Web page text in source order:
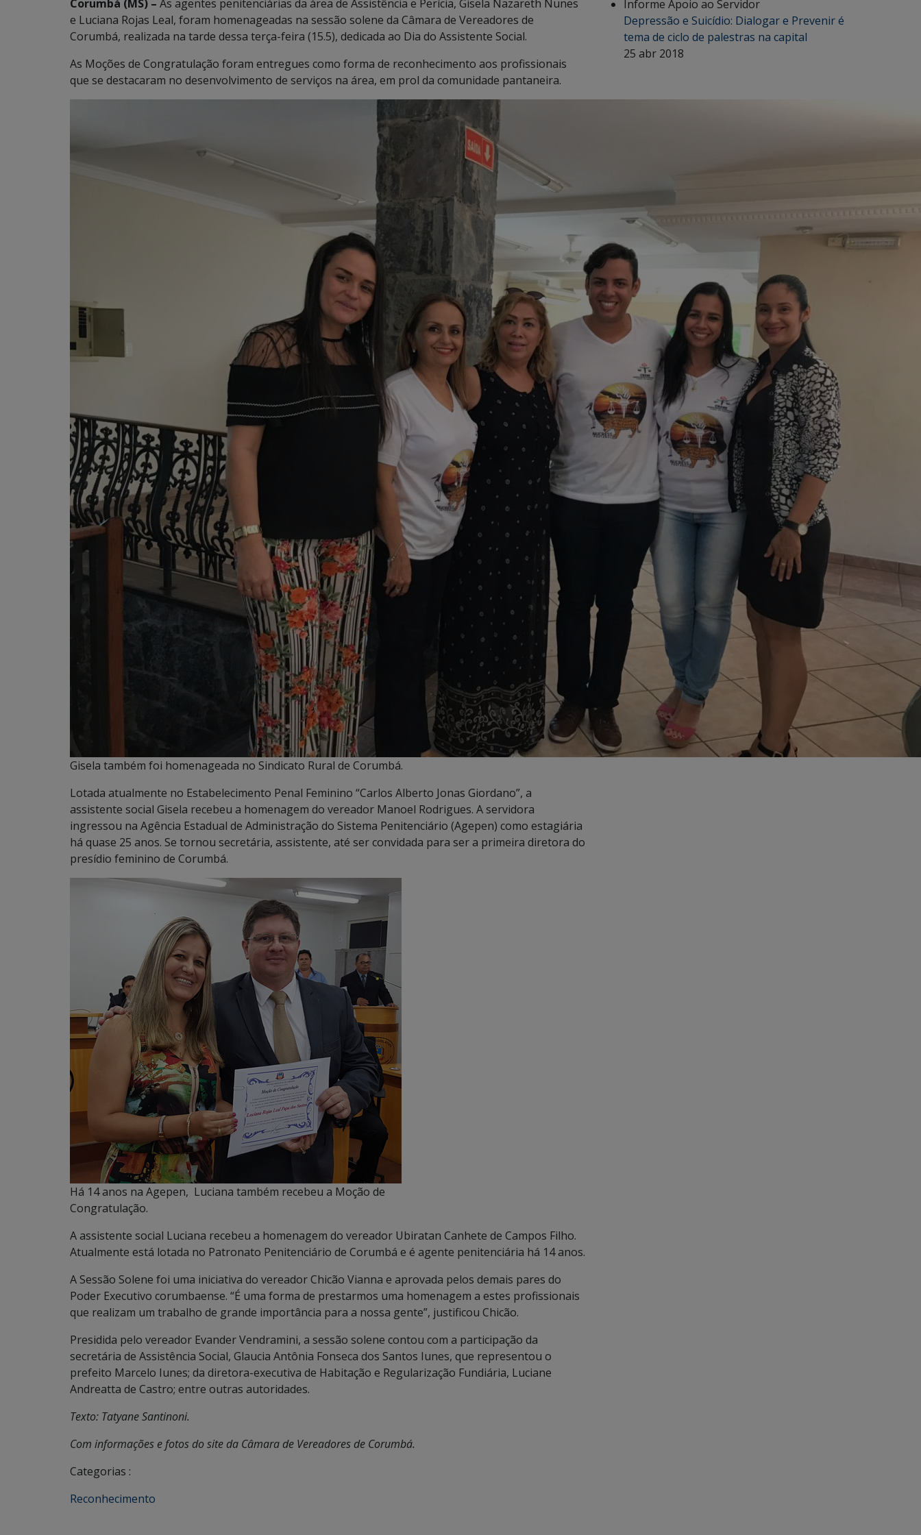
Corumbá (MS) – As agentes penitenciárias da área de Assistência e Perícia, Gisela Nazareth Nunes
e Luciana Rojas Leal, foram homenageadas na sessão solene da Câmara de Vereadores de
Corumbá, realizada na tarde dessa terça-feira (15.5), dedicada ao Dia do Assistente Social.
As Moções de Congratulação foram entregues como forma de reconhecimento aos profissionais
que se destacaram no desenvolvimento de serviços na área, em prol da comunidade pantaneira.
Gisela também foi homenageada no Sindicato Rural de Corumbá.
Lotada atualmente no Estabelecimento Penal Feminino “Carlos Alberto Jonas Giordano”, a
assistente social Gisela recebeu a homenagem do vereador Manoel Rodrigues. A servidora
ingressou na Agência Estadual de Administração do Sistema Penitenciário (Agepen) como estagiária
há quase 25 anos. Se tornou secretária, assistente, até ser convidada para ser a primeira diretora do
presídio feminino de Corumbá.
Há 14 anos na Agepen, Luciana também recebeu a Moção de
Congratulação.
A assistente social Luciana recebeu a homenagem do vereador Ubiratan Canhete de Campos Filho.
Atualmente está lotada no Patronato Penitenciário de Corumbá e é agente penitenciária há 14 anos.
A Sessão Solene foi uma iniciativa do vereador Chicão Vianna e aprovada pelos demais pares do
Poder Executivo corumbaense. “É uma forma de prestarmos uma homenagem a estes profissionais
que realizam um trabalho de grande importância para a nossa gente”, justificou Chicão.
Presidida pelo vereador Evander Vendramini, a sessão solene contou com a participação da
secretária de Assistência Social, Glaucia Antônia Fonseca dos Santos Iunes, que representou o
prefeito Marcelo Iunes; da diretora-executiva de Habitação e Regularização Fundiária, Luciane
Andreatta de Castro; entre outras autoridades.
Texto: Tatyane Santinoni.
Com informações e fotos do site da Câmara de Vereadores de Corumbá.
Categorias :
Reconhecimento
Informe Apoio ao Servidor
Depressão e Suicídio: Dialogar e Prevenir é
tema de ciclo de palestras na capital
25 abr 2018